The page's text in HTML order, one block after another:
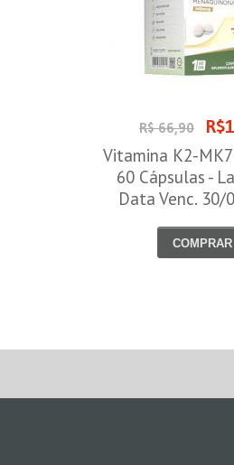
R$ 66,90
Vitamina K2-
60 Cápsulas -
Data Venc. 30/
COMPRAR